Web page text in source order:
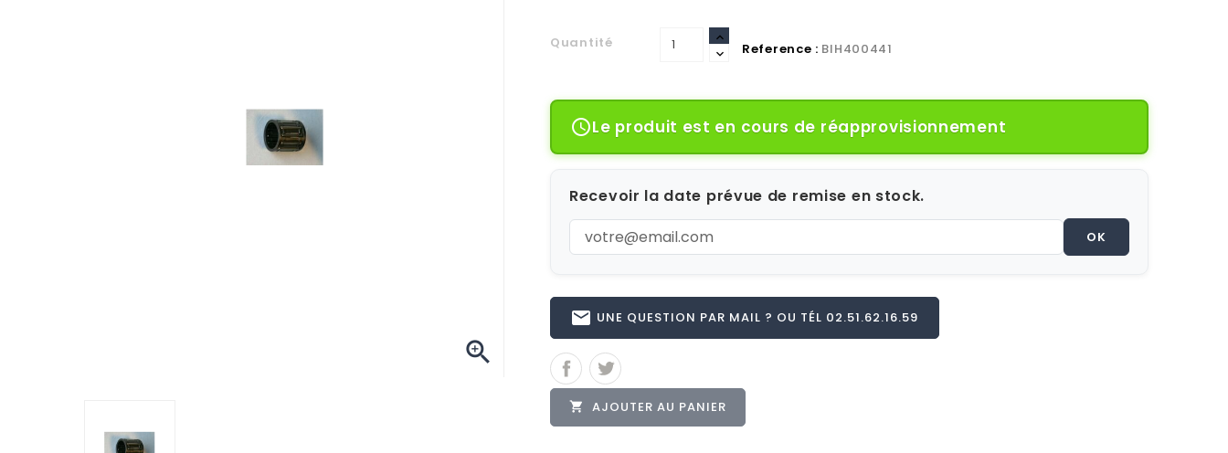

Quantité Reference : BIH400441
Le produit est en cours de réapprovisionnement
Recevoir la date prévue de remise en stock.
OK
email UNE QUESTION PAR MAIL ? OU TÉL 02.51.62.16.59
 AJOUTER AU PANIER